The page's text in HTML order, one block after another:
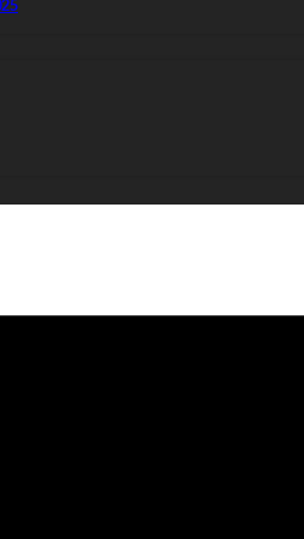
trend och tar revansch på